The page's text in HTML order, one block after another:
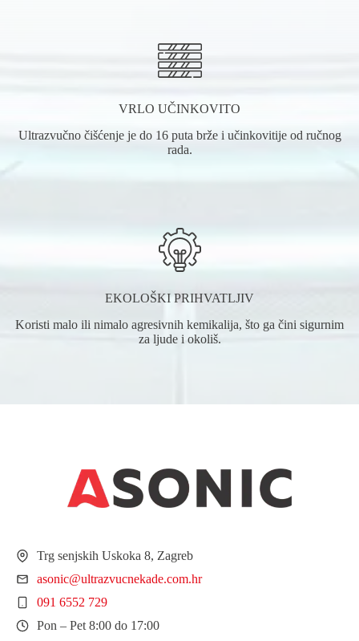
VRLO UČINKOVITO
Ultrazvučno čišćenje je do 16 puta brže i učinkovitije od ručnog
rada.
EKOLOŠKI PRIHVATLJIV
Koristi malo ili nimalo agresivnih kemikalija, što ga čini sigurnim
za ljude i okoliš.
Trg senjskih Uskoka 8, Zagreb
asonic@ultrazvucnekade.com.hr
091 6552 729
Pon – Pet 8:00 do 17:00